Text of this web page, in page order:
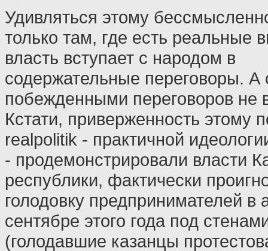
Удивляться этому
только там, где есть реальные
власть вступает с народом в
содержательные переговоры. А
побежденными переговоров не
Кстати, приверженность этому
realpolitik - практичной
- продемонстрировали власти
республики, фактически
голодовку предпринимателей в
сентябре этого года под
(голодавшие казанцы